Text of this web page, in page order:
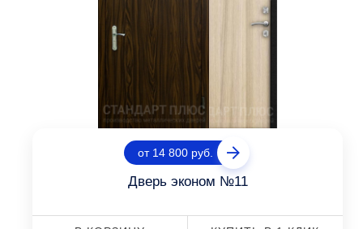
от 14 800 руб.
Дверь эконом №11